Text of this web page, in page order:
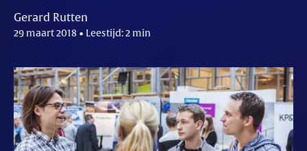
Gerard Rutten
29 maart 2018 • Leestijd: 2 min